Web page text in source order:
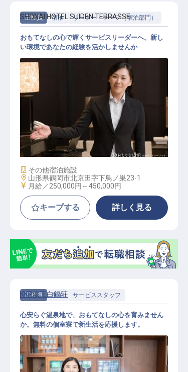
正社員 宿泊 リーダー・チーフ（宿泊部門）
サービスリーダー
SHONAI HOTEL SUIDEN TERRASSE
おもてなしの心で輝くサービスリーダーへ。新し
い環境であなたの経験を活かしませんか
施設業態
その他宿泊施設
勤務地
山形県鶴岡市北京田字下鳥ノ巣23-1
給与
月給／250,000円～450,000円
キープする 詳しく見る
正社員 宿泊 サービススタッフ
KKR蔵王白銀荘
心安らぐ温泉地で、おもてなしの心を育みません
か。無料の個室寮で新生活を応援します。